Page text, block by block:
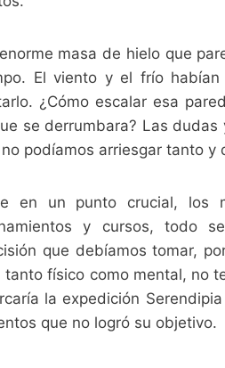
masa de hielo que
El viento y el frío
¿Cómo escalar esa
se derrumbara? Las
podíamos arriesgar tanto
en un punto crucial, los
y cursos, todo
que debíamos tomar,
físico como mental, no
la expedición
que no logró su objetivo.